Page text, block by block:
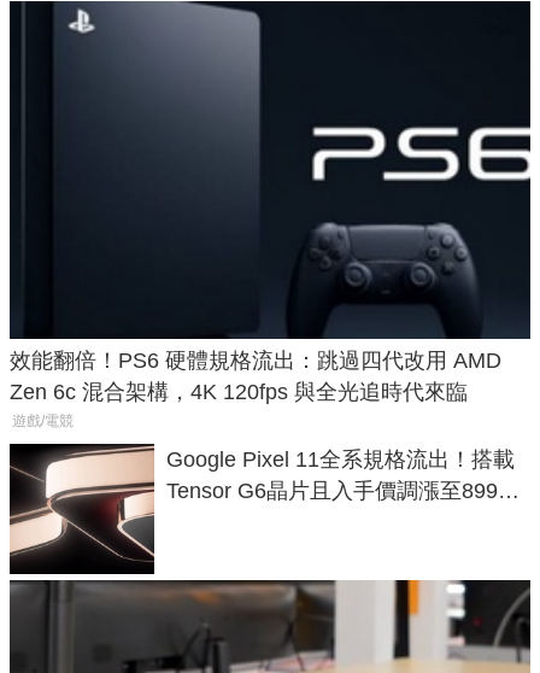
效能翻倍！PS6 硬體規格流出：跳過四代改用 AMD
Zen 6c 混合架構，4K 120fps 與全光追時代來臨
遊戲/電競
Google Pixel 11全系規格流出！搭載
Tensor G6晶片且入手價調漲至899美